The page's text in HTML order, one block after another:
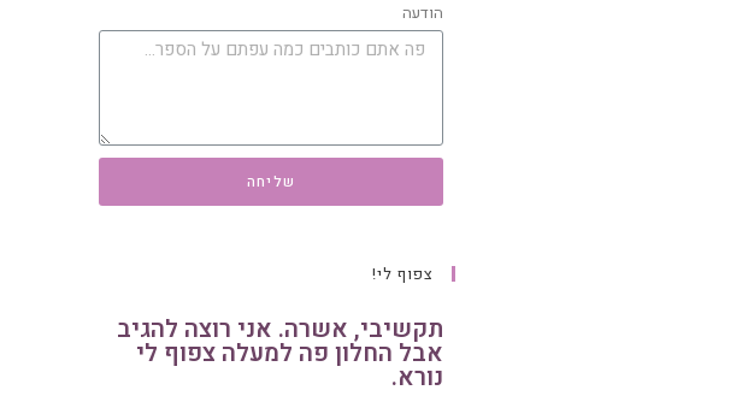
הודעה
שליחה
צפוף לי!
תקשיבי, אשרה. אני רוצה להגיב
אבל החלון פה למעלה צפוף לי
נורא.